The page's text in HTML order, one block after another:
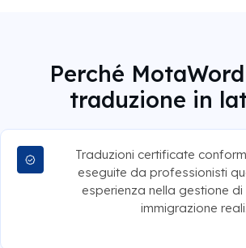
Perché
traduzione in
Traduzioni certificate
eseguite da professionisti
esperienza nella gestione
immigrazione reali.